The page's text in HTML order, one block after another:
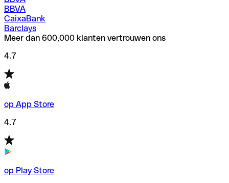
BBVA
CaixaBank
Barclays
Meer dan 600,000 klanten vertrouwen ons
4.7
op App Store
4.7
op Play Store